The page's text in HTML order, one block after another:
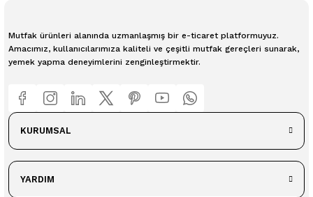
Mutfak ürünleri alanında uzmanlaşmış bir e-ticaret platformuyuz.
Amacımız, kullanıcılarımıza kaliteli ve çeşitli mutfak gereçleri sunarak,
yemek yapma deneyimlerini zenginleştirmektir.
KURUMSAL
YARDIM